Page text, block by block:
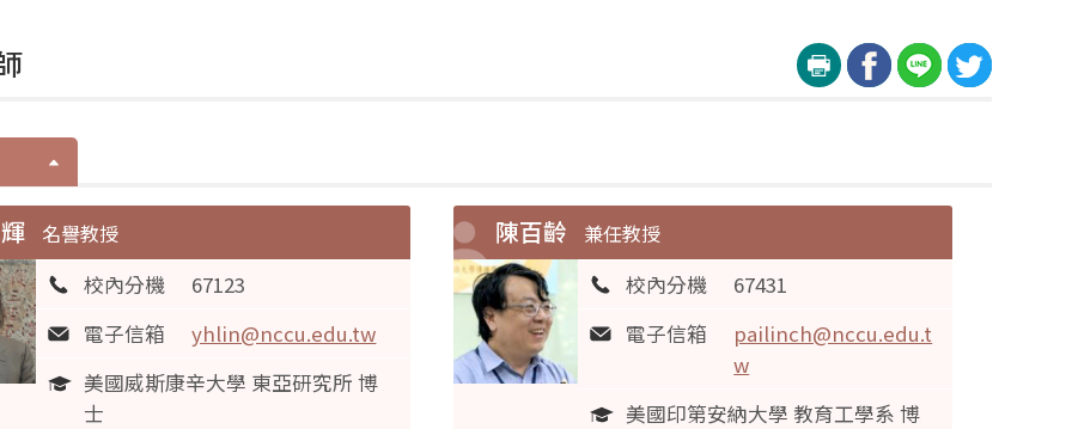
名譽教授
校內分機
67123
電子信箱
yhlin@nccu.edu.tw
美國威斯康辛大學 東亞研究所 博
士
陳百齡 兼任教授
校內分機
67431
電子信箱
pailinch@nccu.edu.t
w
美國印第安納大學 教育工學系 博